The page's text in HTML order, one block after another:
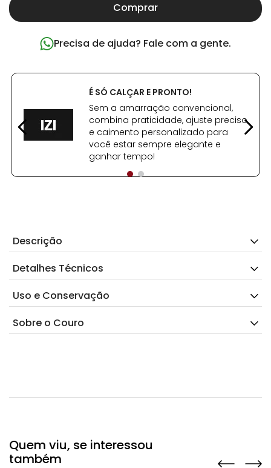
Comprar
Precisa de ajuda? Fale com a gente.
É SÓ CALÇAR E PRONTO!
Sem a amarração convencional,
combina praticidade, ajuste preciso
e caimento personalizado para
você estar sempre elegante e
ganhar tempo!
Descrição
Detalhes Técnicos
Uso e Conservação
Sobre o Couro
Quem viu, se interessou
também